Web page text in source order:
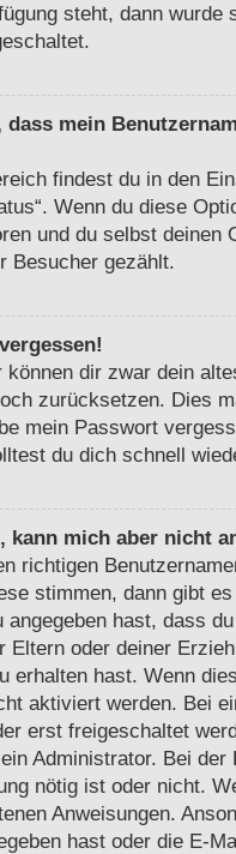
steht, dann wurde
mein
findest du in den
Wenn du diese
und du selbst deinen
Besucher gezählt.
dir zwar dein
zurücksetzen. Dies
mein Passwort
du dich schnell
kann mich aber nicht
richtigen
stimmen, dann gibt
hast, dass
Eltern oder deiner
erhalten hast. Wenn
aktiviert werden. Bei
erst freigeschaltet
Administrator. Bei der
nötig ist oder nicht.
Anweisungen.
hast oder die E-